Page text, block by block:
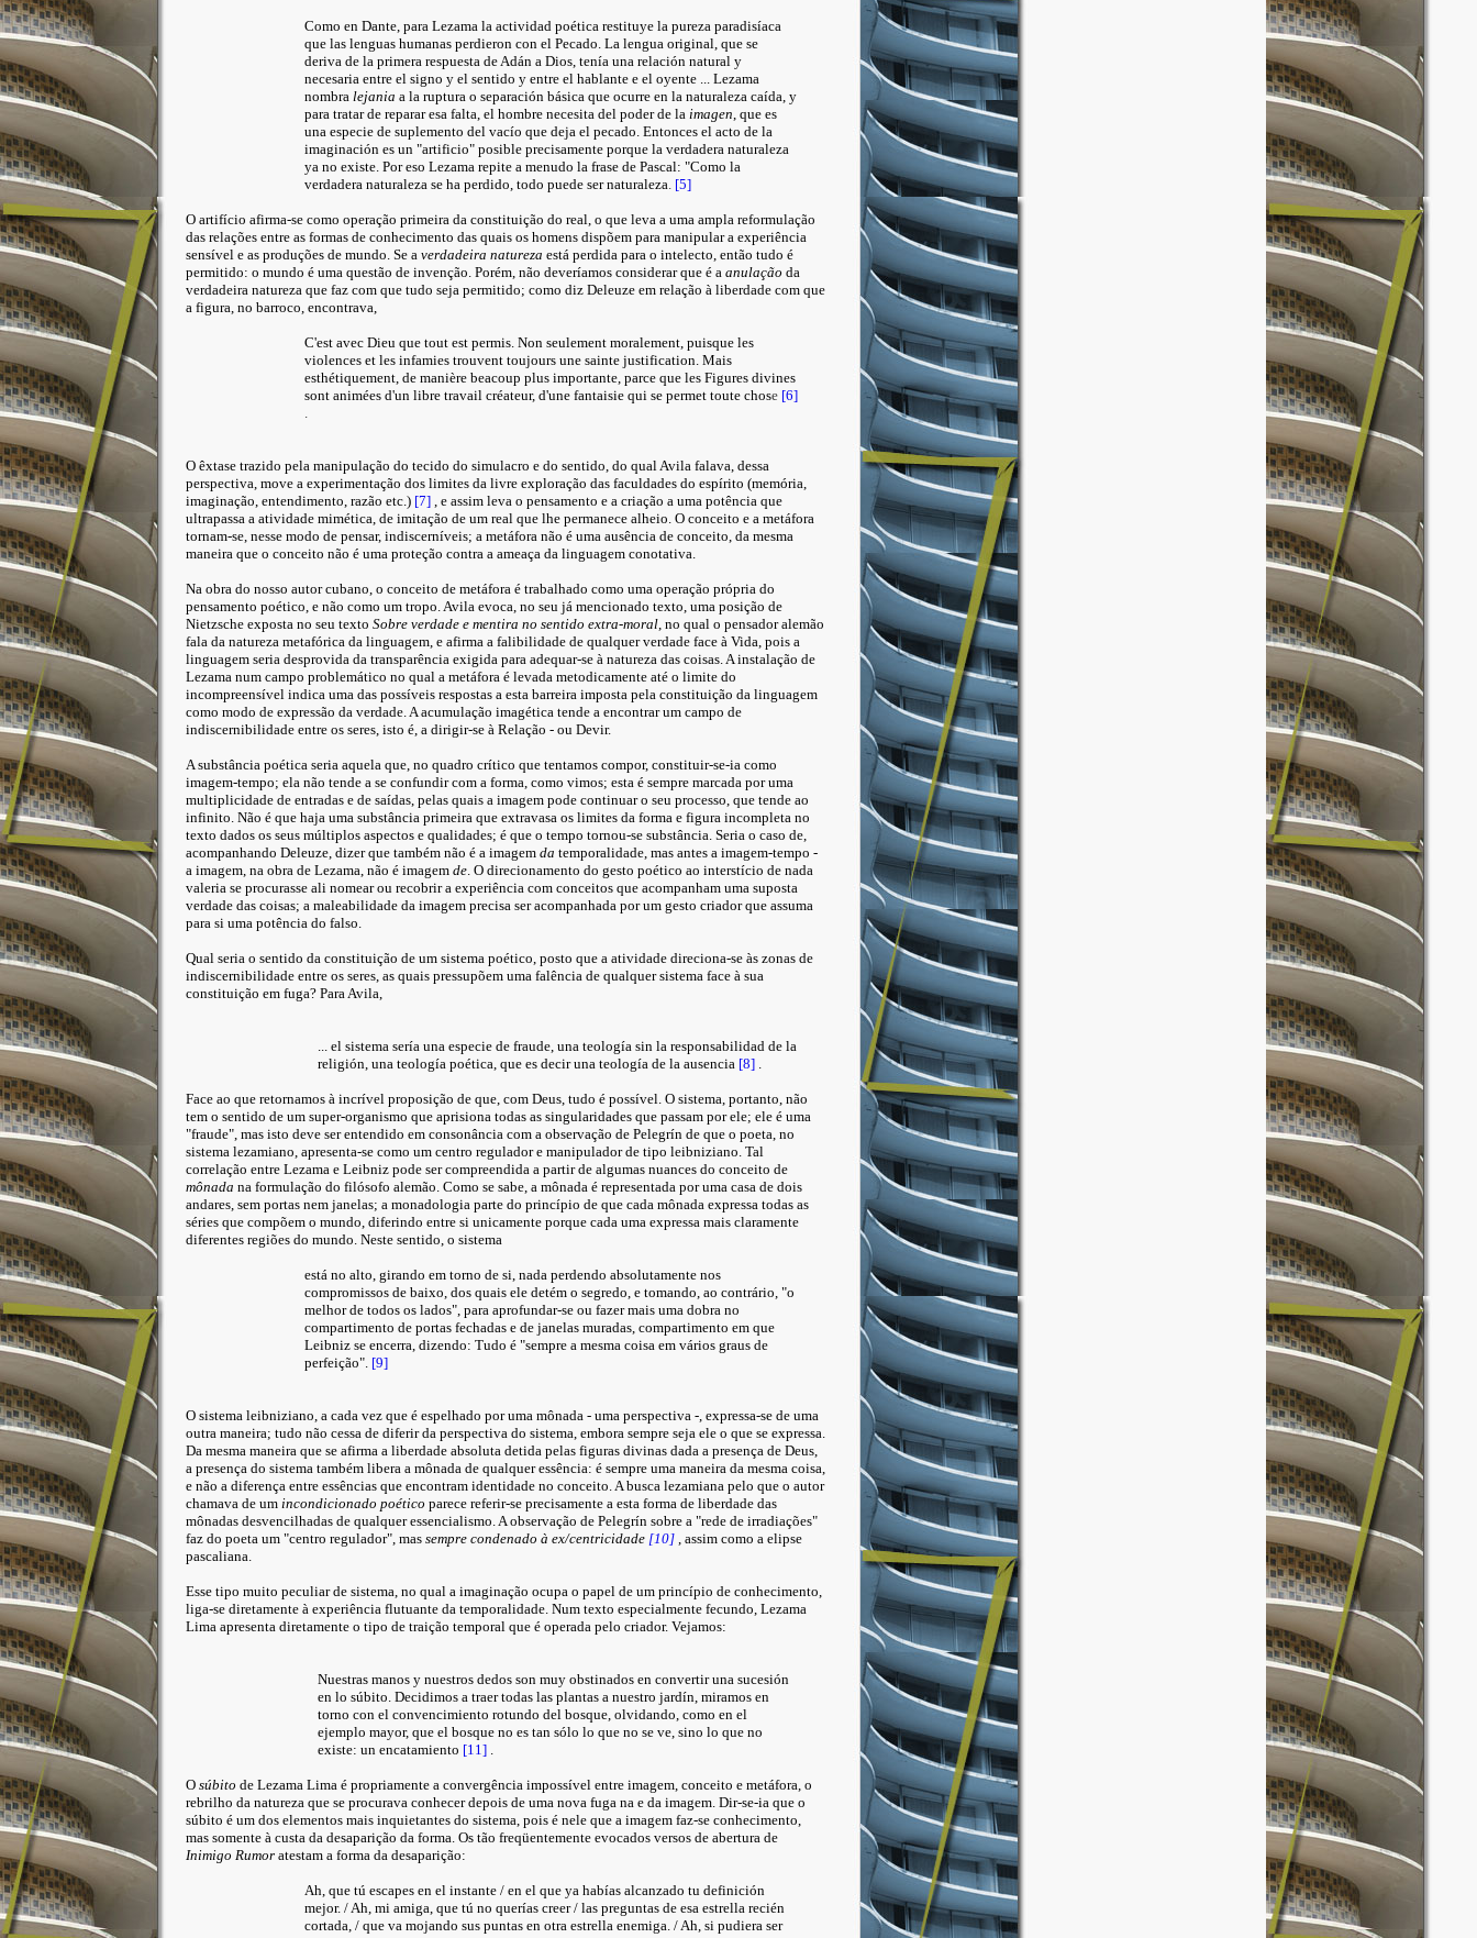
Como en Dante, para Lezama la actividad poética restituye la pureza paradisíaca
que las lenguas humanas perdieron con el Pecado. La lengua original, que se
deriva de la primera respuesta de Adán a Dios, tenía una relación natural y
necesaria entre el signo y el sentido y entre el hablante e el oyente ... Lezama
nombra lejania a la ruptura o separación básica que ocurre en la naturaleza caída, y
para tratar de reparar esa falta, el hombre necesita del poder de la imagen, que es
una especie de suplemento del vacío que deja el pecado. Entonces el acto de la
imaginación es un "artificio" posible precisamente porque la verdadera naturaleza
ya no existe. Por eso Lezama repite a menudo la frase de Pascal: "Como la
verdadera naturaleza se ha perdido, todo puede ser naturaleza. [5]
O artifício afirma-se como operação primeira da constituição do real, o que leva a uma ampla reformulação
das relações entre as formas de conhecimento das quais os homens dispõem para manipular a experiência
sensível e as produções de mundo. Se a verdadeira natureza está perdida para o intelecto, então tudo é
permitido: o mundo é uma questão de invenção. Porém, não deveríamos considerar que é a anulação da
verdadeira natureza que faz com que tudo seja permitido; como diz Deleuze em relação à liberdade com que
a figura, no barroco, encontrava,
C'est avec Dieu que tout est permis. Non seulement moralement, puisque les
violences et les infamies trouvent toujours une sainte justification. Mais
esthétiquement, de manière beacoup plus importante, parce que les Figures divines
sont animées d'un libre travail créateur, d'une fantaisie qui se permet toute chose [6]
.
O êxtase trazido pela manipulação do tecido do simulacro e do sentido, do qual Avila falava, dessa
perspectiva, move a experimentação dos limites da livre exploração das faculdades do espírito (memória,
imaginação, entendimento, razão etc.) [7] , e assim leva o pensamento e a criação a uma potência que
ultrapassa a atividade mimética, de imitação de um real que lhe permanece alheio. O conceito e a metáfora
tornam-se, nesse modo de pensar, indiscerníveis; a metáfora não é uma ausência de conceito, da mesma
maneira que o conceito não é uma proteção contra a ameaça da linguagem conotativa.
Na obra do nosso autor cubano, o conceito de metáfora é trabalhado como uma operação própria do
pensamento poético, e não como um tropo. Avila evoca, no seu já mencionado texto, uma posição de
Nietzsche exposta no seu texto Sobre verdade e mentira no sentido extra-moral, no qual o pensador alemão
fala da natureza metafórica da linguagem, e afirma a falibilidade de qualquer verdade face à Vida, pois a
linguagem seria desprovida da transparência exigida para adequar-se à natureza das coisas. A instalação de
Lezama num campo problemático no qual a metáfora é levada metodicamente até o limite do
incompreensível indica uma das possíveis respostas a esta barreira imposta pela constituição da linguagem
como modo de expressão da verdade. A acumulação imagética tende a encontrar um campo de
indiscernibilidade entre os seres, isto é, a dirigir-se à Relação - ou Devir.
A substância poética seria aquela que, no quadro crítico que tentamos compor, constituir-se-ia como
imagem-tempo; ela não tende a se confundir com a forma, como vimos; esta é sempre marcada por uma
multiplicidade de entradas e de saídas, pelas quais a imagem pode continuar o seu processo, que tende ao
infinito. Não é que haja uma substância primeira que extravasa os limites da forma e figura incompleta no
texto dados os seus múltiplos aspectos e qualidades; é que o tempo tornou-se substância. Seria o caso de,
acompanhando Deleuze, dizer que também não é a imagem da temporalidade, mas antes a imagem-tempo -
a imagem, na obra de Lezama, não é imagem de. O direcionamento do gesto poético ao interstício de nada
valeria se procurasse ali nomear ou recobrir a experiência com conceitos que acompanham uma suposta
verdade das coisas; a maleabilidade da imagem precisa ser acompanhada por um gesto criador que assuma
para si uma potência do falso.
Qual seria o sentido da constituição de um sistema poético, posto que a atividade direciona-se às zonas de
indiscernibilidade entre os seres, as quais pressupõem uma falência de qualquer sistema face à sua
constituição em fuga? Para Avila,
... el sistema sería una especie de fraude, una teología sin la responsabilidad de la
religión, una teología poética, que es decir una teología de la ausencia [8] .
Face ao que retornamos à incrível proposição de que, com Deus, tudo é possível. O sistema, portanto, não
tem o sentido de um super-organismo que aprisiona todas as singularidades que passam por ele; ele é uma
"fraude", mas isto deve ser entendido em consonância com a observação de Pelegrín de que o poeta, no
sistema lezamiano, apresenta-se como um centro regulador e manipulador de tipo leibniziano. Tal
correlação entre Lezama e Leibniz pode ser compreendida a partir de algumas nuances do conceito de
mônada na formulação do filósofo alemão. Como se sabe, a mônada é representada por uma casa de dois
andares, sem portas nem janelas; a monadologia parte do princípio de que cada mônada expressa todas as
séries que compõem o mundo, diferindo entre si unicamente porque cada uma expressa mais claramente
diferentes regiões do mundo. Neste sentido, o sistema
está no alto, girando em torno de si, nada perdendo absolutamente nos
compromissos de baixo, dos quais ele detém o segredo, e tomando, ao contrário, "o
melhor de todos os lados", para aprofundar-se ou fazer mais uma dobra no
compartimento de portas fechadas e de janelas muradas, compartimento em que
Leibniz se encerra, dizendo: Tudo é "sempre a mesma coisa em vários graus de
perfeição". [9]
O sistema leibniziano, a cada vez que é espelhado por uma mônada - uma perspectiva -, expressa-se de uma
outra maneira; tudo não cessa de diferir da perspectiva do sistema, embora sempre seja ele o que se expressa.
Da mesma maneira que se afirma a liberdade absoluta detida pelas figuras divinas dada a presença de Deus,
a presença do sistema também libera a mônada de qualquer essência: é sempre uma maneira da mesma coisa,
e não a diferença entre essências que encontram identidade no conceito. A busca lezamiana pelo que o autor
chamava de um incondicionado poético parece referir-se precisamente a esta forma de liberdade das
mônadas desvencilhadas de qualquer essencialismo. A observação de Pelegrín sobre a "rede de irradiações"
faz do poeta um "centro regulador", mas sempre condenado à ex/centricidade [10] , assim como a elipse
pascaliana.
Esse tipo muito peculiar de sistema, no qual a imaginação ocupa o papel de um princípio de conhecimento,
liga-se diretamente à experiência flutuante da temporalidade. Num texto especialmente fecundo, Lezama
Lima apresenta diretamente o tipo de traição temporal que é operada pelo criador. Vejamos:
Nuestras manos y nuestros dedos son muy obstinados en convertir una sucesión
en lo súbito. Decidimos a traer todas las plantas a nuestro jardín, miramos en
torno con el convencimiento rotundo del bosque, olvidando, como en el
ejemplo mayor, que el bosque no es tan sólo lo que no se ve, sino lo que no
existe: un encatamiento [11] .
O súbito de Lezama Lima é propriamente a convergência impossível entre imagem, conceito e metáfora, o
rebrilho da natureza que se procurava conhecer depois de uma nova fuga na e da imagem. Dir-se-ia que o
súbito é um dos elementos mais inquietantes do sistema, pois é nele que a imagem faz-se conhecimento,
mas somente à custa da desaparição da forma. Os tão freqüentemente evocados versos de abertura de
Inimigo Rumoratestam a forma da desaparição:
Ah, que tú escapes en el instante / en el que ya habías alcanzado tu definición
mejor. / Ah, mi amiga, que tú no querías creer / las preguntas de esa estrella recién
cortada, / que va mojando sus puntas en otra estrella enemiga. / Ah, si pudiera ser